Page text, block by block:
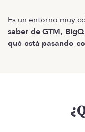
Es un entorno muy
saber de GTM,
qué está pasando